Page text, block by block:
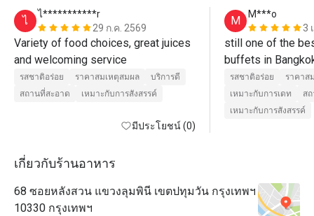
ไ
ไ***********r
29 ก.ค. 2569
Variety of food choices, great juices
รสชาติอร่อย ราคาสมเหตุสมผล
บริการดี
สถานที่สะอาด
เหมาะกับการสังสรรค์
มีประโยชน์ (0)
M
M***o
3
still one of the
buffets in
asian, western,
corner. staff is
welcoming
รสชาติอร่อย
ราคาส
เหมาะกับการเดท
ส
เหมาะกับการสังสรรค์
เกี่ยวกับร้านอาหาร
68 ซอยหลังสวน แขวงลุมพินี เขตปทุมวัน กรุงเทพฯ
10330 กรุงเทพฯ